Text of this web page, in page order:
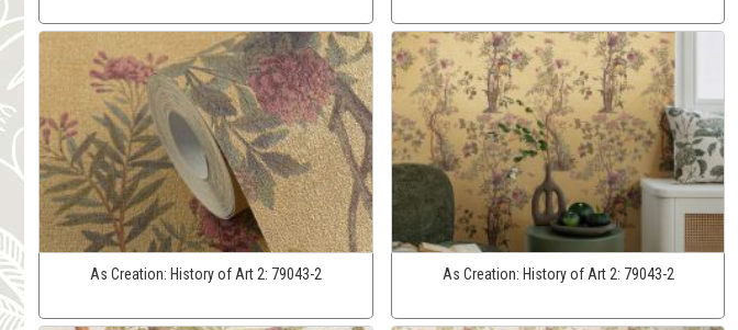
As Creation: History of Art 2: 79043-2 As Creation: History of Art 2: 79043-2